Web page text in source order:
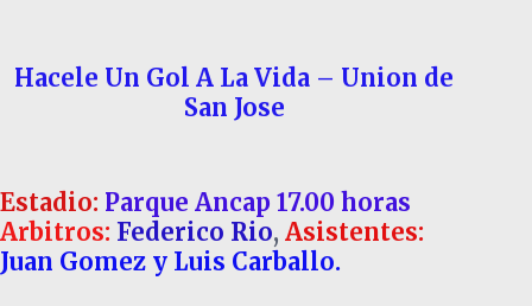
Hacele Un Gol A La Vida – Union de
San Jose
Estadio: Parque Ancap 17.00 horas
Arbitros: Federico Rio, Asistentes:
Juan Gomez y Luis Carballo.